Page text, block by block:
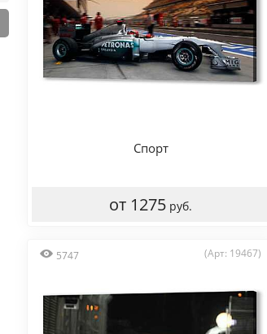
Спорт
от 1275 руб.
5747 (Арт: 19467)